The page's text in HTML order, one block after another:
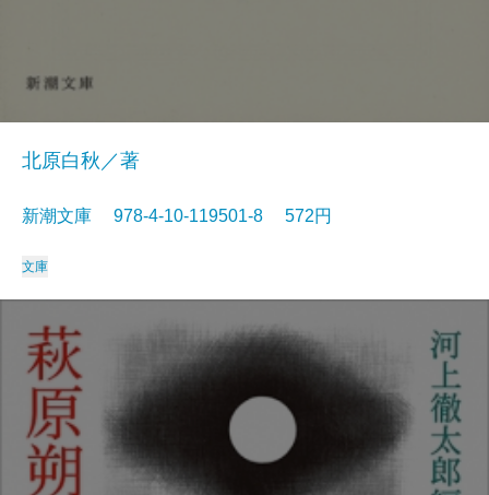
北原白秋／著
新潮文庫 978-4-10-119501-8 572円
文庫